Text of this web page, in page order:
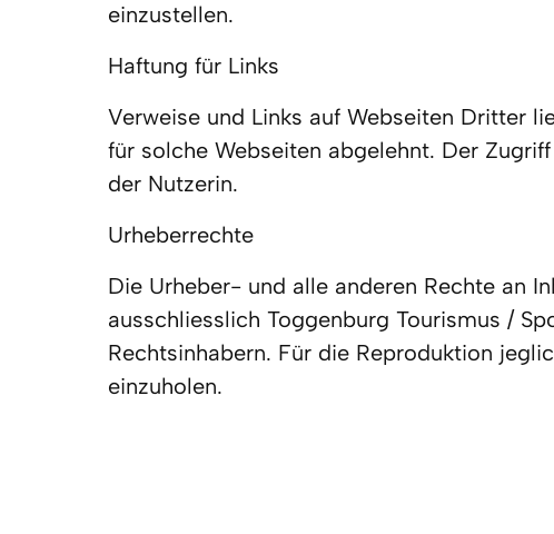
einzustellen.
Haftung für Links
Verweise und Links auf Webseiten Dritter
für solche Webseiten abgelehnt. Der
der Nutzerin.
Urheberrechte
Die Urheber- und alle anderen Rechte an
ausschliesslich Toggenburg Tourismus /
Rechtsinhabern. Für die Reproduktion
einzuholen.